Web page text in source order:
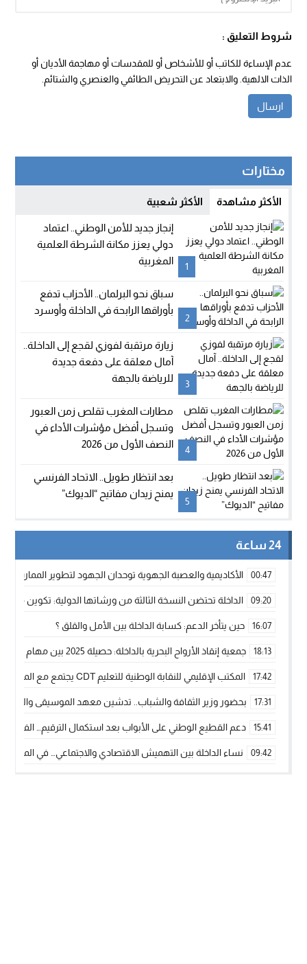
شروط التعليق :
عدم الإساءة للكاتب أو للأشخاص أو للمقدسات أو مهاجمة الأديان أو
الذات الالهية. والابتعاد عن التحريض الطائفي والعنصري والشتائم.
مختارات
الأكثر مشاهدة الأكثر شعبية
1
إنجاز جديد للأمن الوطني.. اعتماد
دولي يعزز مكانة الشرطة العلمية
المغربية
2
سباق نحو البرلمان.. الأحزاب تدفع
بأوراقها الرابحة في الداخلة وأوسرد
3
زيارة مرتقبة لفوزي لقجع إلى الداخلة..
آمال معلقة على دفعة جديدة
للرياضة بالجهة
4
مطارات المغرب تقلص زمن العبور
وتسجل أفضل مؤشرات الأداء في
النصف الأول من 2026
5
بعد انتظار طويل.. الاتحاد الفرنسي
يمنح زيدان مفاتيح “الديوك”
24 ساعة
00:47 الأكاديمية والعصبة الجهوية توحدان الجهود لتطوير الممارسة
09:20 الداخلة تحتضن النسخة الثالثة من ورشاتها الدولية: تكوين
16:07 حين يتأخر الدعم: كسابة الداخلة بين الأمل والقلق ؟
18:13 جمعية إنقاذ الأرواح البحرية بالداخلة: حصيلة 2025 بين مهام الإنقاذ ومشروع “دار البحار”
17:42 المكتب الإقليمي للنقابة الوطنية للتعليم CDT يجتمع مع المدير الإقليمي لمناقشة ملفات جوهرية لنساء ورجال التعليم
17:31 بحضور وزير الثقافة والشباب.. تدشين معهد الموسيقى والفنون
15:41 دعم القطيع الوطني على الأبواب بعد استكمال الترقيم…
09:42 نساء الداخلة بين التهميش الاقتصادي والاجتماعي… في المؤسسات